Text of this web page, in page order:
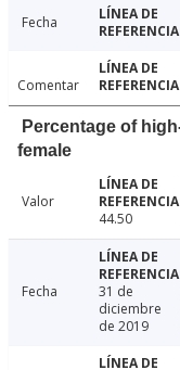
Fecha
Comentar
Percentage of
female
Valor
44.50
Fecha
31 de
diciembre
de 2019